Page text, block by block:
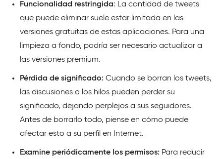
Funcionalidad restringida: La cantidad de tweets
que puede eliminar suele estar limitada en las
versiones gratuitas de estas aplicaciones. Para una
limpieza a fondo, podría ser necesario actualizar a
las versiones premium.
Pérdida de significado: Cuando se borran los tweets,
las discusiones o los hilos pueden perder su
significado, dejando perplejos a sus seguidores.
Antes de borrarlo todo, piense en cómo puede
afectar esto a su perfil en Internet.
Examine periódicamente los permisos: Para reducir